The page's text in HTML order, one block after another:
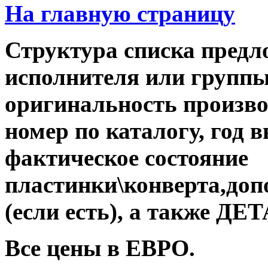
На главную страницу
Структура списка
исполнителя или
оригинальность
номер по каталогу, год
фактическое состояние
(если есть), а также
Все цены в ЕВРО.